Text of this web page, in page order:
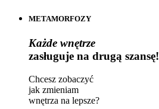
METAMORFOZY
Każde wnętrze
zasługuje na drugą szansę!
Chcesz zobaczyć
jak zmieniam
wnętrza na lepsze?